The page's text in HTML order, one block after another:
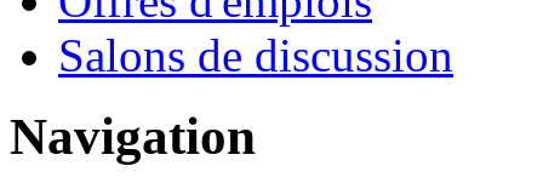
Salons de discussion
Navigation